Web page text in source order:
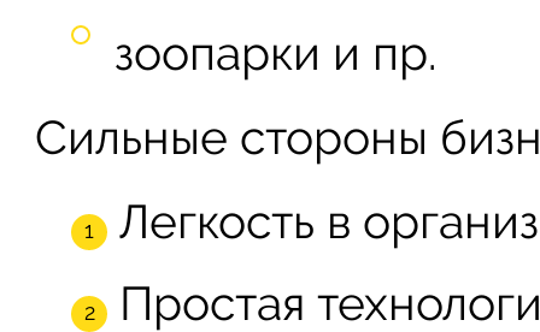
зоопарки и пр.
Сильные стороны
Легкость в
Простая